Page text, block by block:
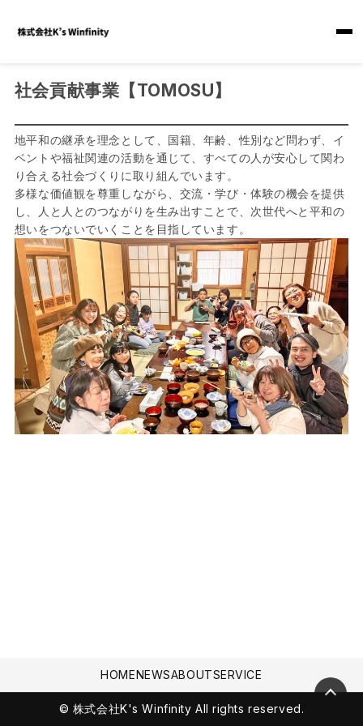
社会貢献事業【TOMOSU】
地平和の継承を理念として、国籍、年齢、性別など問わず、イ
ベントや福祉関連の活動を通じて、すべての人が安心して関わ
り合える社会づくりに取り組んでいます。
多様な価値観を尊重しながら、交流・学び・体験の機会を提供
し、人と人とのつながりを生み出すことで、次世代へと平和の
想いをつないでいくことを目指しています。
HOMENEWSABOUTSERVICE
© 株式会社K's Winfinity All rights reserved.